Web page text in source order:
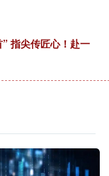
指尖传匠心！赴一